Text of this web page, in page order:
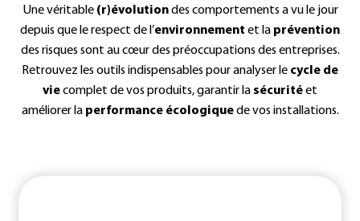
Une véritable (r)évolutiondes comportements a vu le jour
depuis que le respect de l’environnement et la prévention
des risques sont au cœur des préoccupations des entreprises.
Retrouvez les outils indispensables pour analyser le cycle de
viecomplet de vos produits, garantir la sécuritéet
améliorer la performance écologiquede vos installations.